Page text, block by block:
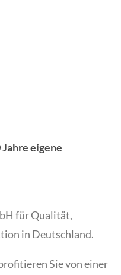
Jahre eigene
für Qualität,
in Deutschland.
Sie von einer